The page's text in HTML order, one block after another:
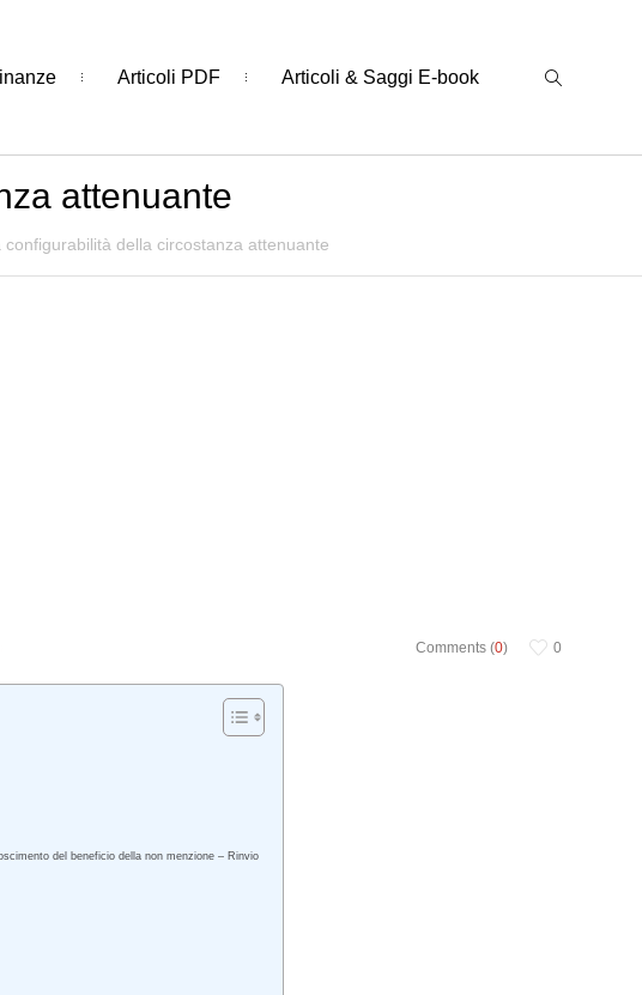
Articoli PDF Articoli & Saggi E-book
attenuante
configurabilità della circostanza attenuante
Comments (0) 0
del beneficio della non menzione – Rinvio